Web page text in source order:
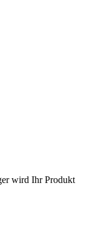
wird Ihr Produkt